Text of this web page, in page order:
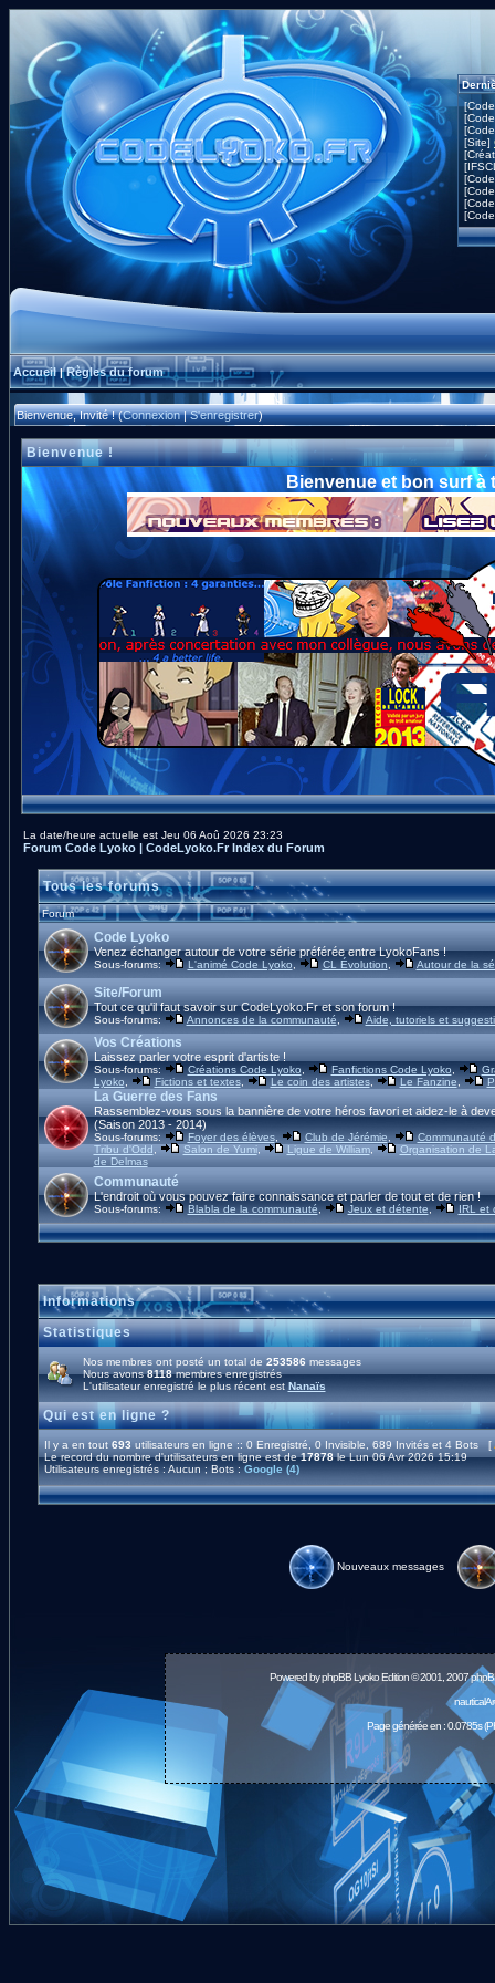
[Site]
Accueil|Règles du forum
Bienvenue, Invité ! (Connexion|S'enregistrer)
Bienvenue !
Bienvenue et bon surf à
La date/heure actuelle est Jeu 06 Aoû 2026 23:23
Forum Code Lyoko | CodeLyoko.Fr Index du Forum
Tous les forums
Forum
Code Lyoko
Venez échanger autour de votre série préférée entre LyokoFans !
Sous-forums: L'animé Code Lyoko, CL Évolution Autour de la
Site/Forum
Tout ce qu'il faut savoir sur CodeLyoko.Fr et son forum !
Sous-forums: Annonces de la communauté, Aide, tutoriels et
Vos Créations
Laissez parler votre esprit d'artiste !
Sous-forums: Créations Code Lyoko, Fanfictions Code Lyoko,
Lyoko, Fictions et textes, Le coin des artistes, Le Fanzine
La Guerre des Fans
Rassemblez-vous sous la bannière de votre héros favori et aidez-le à
(Saison 2013 - 2014)
Sous-forums: Foyer des élèves, Club de Jérémie
Communauté
Tribu d'Odd
Salon de Yumi, Ligue de William,
Organisation de
de Delmas
Communauté
L'endroit où vous pouvez faire connaissance et parler de tout et de rien !
Sous-forums: Blabla de la communauté, Jeux et détente, IRL et
Informations
Statistiques
Nos membres ont posté un total de 253586 messages
Nous avons8118membres enregistrés
L'utilisateur enregistré le plus récent est Nanaïs
Qui est en ligne ?
Il y a en tout 693 utilisateurs en ligne :: 0 Enregistré, 0 Invisible, 689 Invités et 4 Bots [
Le record du nombre d'utilisateurs en ligne est de17878le Lun 06 Avr 2026 15:19
Utilisateurs enregistrés : Aucun ; Bots : Google (4)
Nouveaux messages
Powered byphpBBLyoko Edition © 2001, 2007
Page générée en : 0.0785s